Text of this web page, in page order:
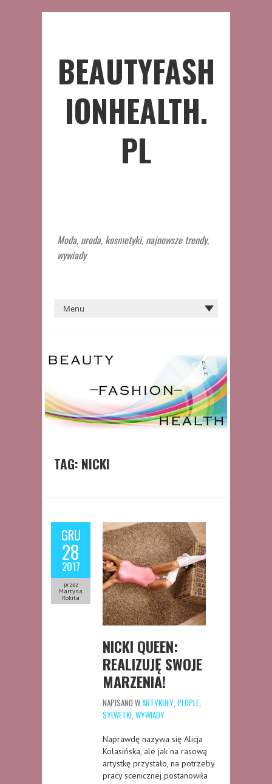
BEAUTYFASH
IONHEALTH.
PL
Moda, uroda, kosmetyki, najnowsze trendy,
wywiady
TAG: NICKI
GRU
28
2017
przez
Martyna
Rokita
NICKI QUEEN:
REALIZUJĘ SWOJE
MARZENIA!
NAPISANO WARTYKUŁY PEOPLE
SYLWETKI WYWIADY
Naprawdę nazywa się Alicja
Kolasińska, ale jak na rasową
artystkę przystało, na potrzeby
pracy scenicznej postanowiła